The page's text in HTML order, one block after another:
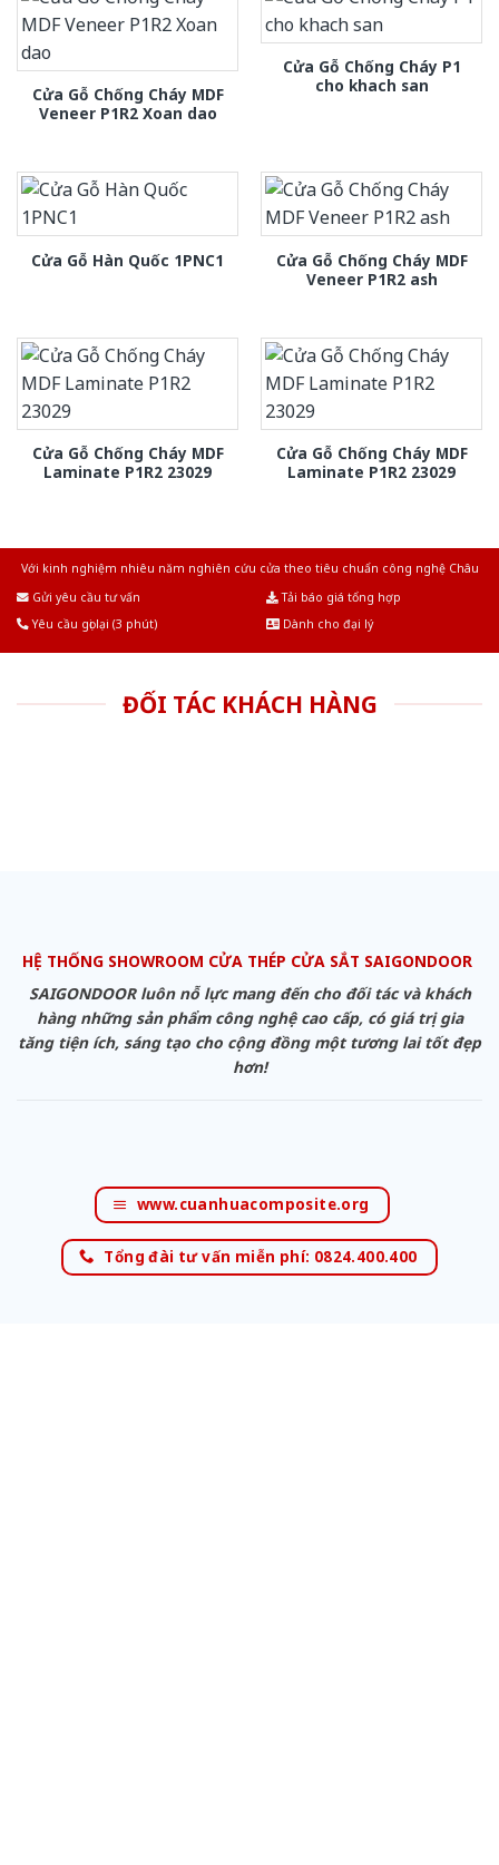
Cửa Gỗ Chống Cháy MDF
Veneer P1R2 Xoan dao
Cửa Gỗ Chống Cháy P1
cho khach san
Cửa Gỗ Hàn Quốc 1PNC1
Cửa Gỗ Chống Cháy MDF
Veneer P1R2 ash
Cửa Gỗ Chống Cháy MDF
Laminate P1R2 23029
Cửa Gỗ Chống Cháy MDF
Laminate P1R2 23029
Với kinh nghiệm nhiêu năm nghiên cứu cửa theo tiêu chuẩn công nghệ Châu
Gửi yêu cầu tư vấn
Tải báo giá tổng hợp
Yêu cầu gọi lại (3 phút)
Dành cho đại lý
ĐỐI TÁC KHÁCH HÀNG
HỆ THỐNG SHOWROOM CỬA THÉP CỬA SẮT SAIGONDOOR
SAIGONDOOR luôn nỗ lực mang đến cho đối tác và khách
hàng những sản phẩm công nghệ cao cấp, có giá trị gia
tăng tiện ích, sáng tạo cho cộng đồng một tương lai tốt đẹp
hơn!
www.cuanhuacomposite.org
Tổng đài tư vấn miễn phí: 0824.400.400